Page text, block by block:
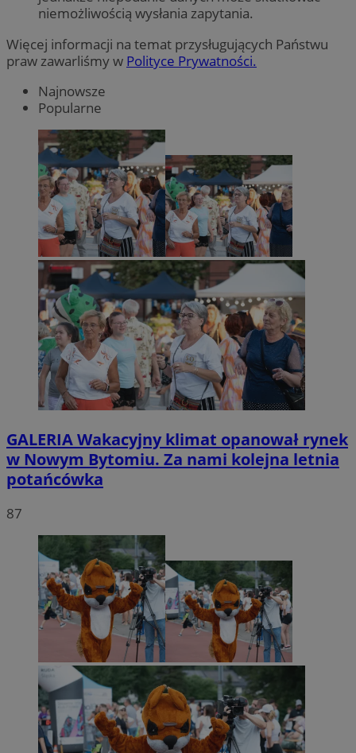
niemożliwością wysłania zapytania.
Więcej informacji na temat przysługujących Państwu
praw zawarliśmy w Polityce Prywatności.
Najnowsze
Popularne
GALERIAWakacyjny klimat opanował rynek
w Nowym Bytomiu. Za nami kolejna letnia
potańcówka
87